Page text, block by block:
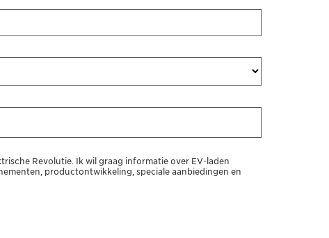
Revolutie. Ik wil graag informatie over EV-laden
productontwikkeling, speciale aanbiedingen en